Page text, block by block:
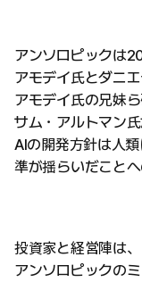
アンソロピックは
アモデイ氏とダニエ
アモデイ氏の兄妹
サム・アルトマン
AIの開発方針は人
準が揺らいだこと
投資家と経営陣は、
アンソロピックの